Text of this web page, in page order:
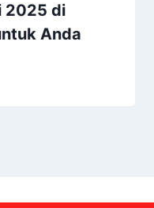
2025 di
Anda